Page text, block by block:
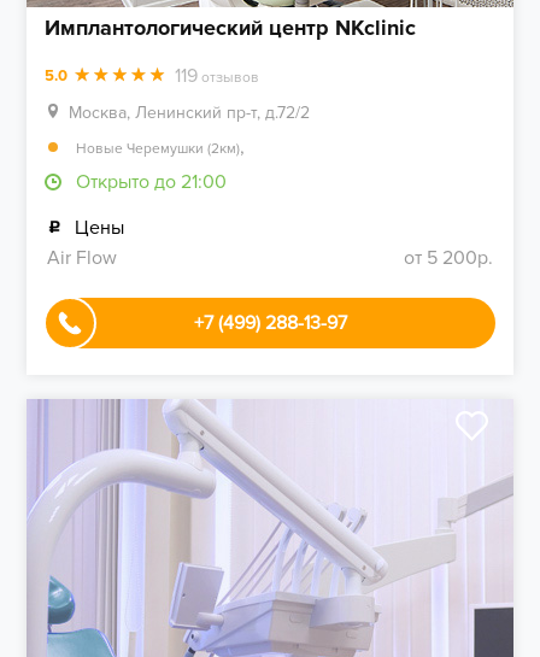
Имплантологический центр NKclinic
5.0 119 отзывов
Москва, Ленинский пр-т, д.72/2
Новые Черемушки (2км),
Открыто до 21:00
Цены
Air Flow
от 5 200р.
+7 (499) 288-13-97